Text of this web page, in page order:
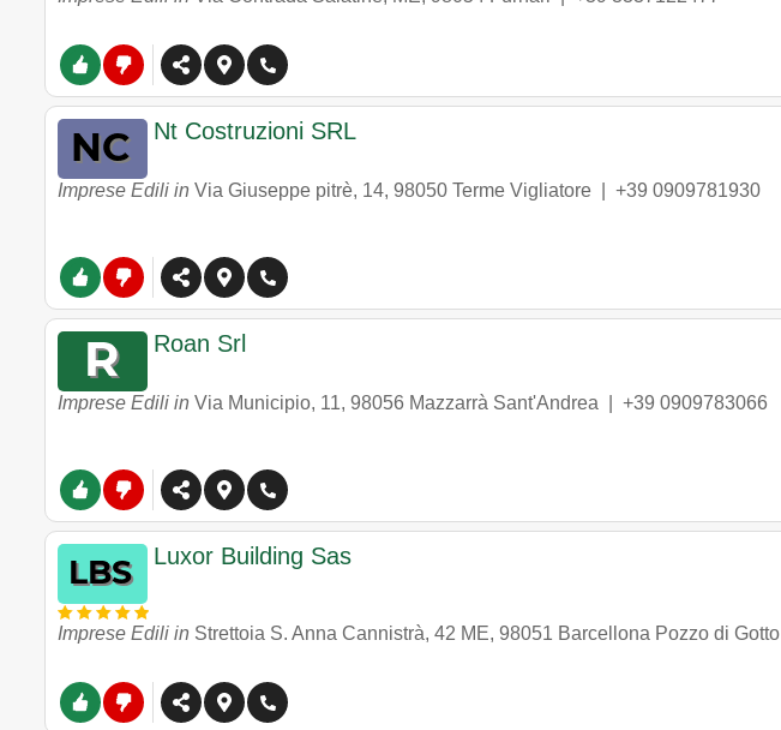
Nt Costruzioni SRL
Imprese Edili in Via Giuseppe pitrè, 14, 98050 Terme Vigliatore +39 0909781930
Roan Srl
Imprese Edili in Via Municipio, 11, 98056 Mazzarrà Sant'Andrea +39 0909783066
Luxor Building Sas
Imprese Edili in Strettoia S. Anna Cannistrà, 42 ME, 98051 Barcellona Pozzo di Gotto